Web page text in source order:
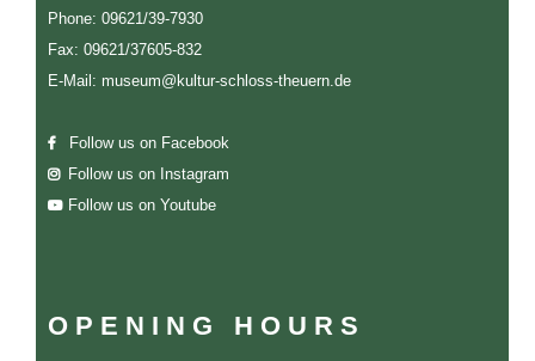
Phone: 09621/39-7930
Fax: 09621/37605-832
E-Mail: museum@kultur-schloss-theuern.de
Follow us on Facebook
Follow us on Instagram
Follow us on Youtube
OPENING HOURS